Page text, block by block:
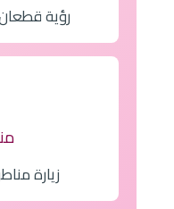
رؤية
زيارة